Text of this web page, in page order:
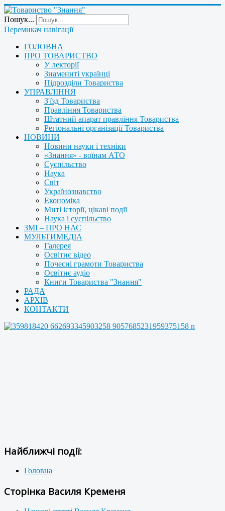
Пошук...
Перемикач навігації
ГОЛОВНА
ПРО ТОВАРИСТВО
У лекторії
Знамениті українці
Підрозділи Товариства
УПРАВЛІННЯ
З'їзд Товариства
Правління Товариства
Штатний апарат правління Товариства
Регіональні організації Товариства
НОВИНИ
Новини науки і техніки
«Знання» - воїнам АТО
Суспільство
Наука
Світ
Українознавство
Економіка
Миті історії, цікаві події
Наука і суспільство
ЗМІ – ПРО НАС
МУЛЬТИМЕДІА
Галерея
Освітнє відео
Почесні грамоти Товариства
Освітнє аудіо
Книги Товариства "Знання"
РАДА
АРХІВ
КОНТАКТИ
Найближчі події:
Головна
Сторінка Василя Кременя